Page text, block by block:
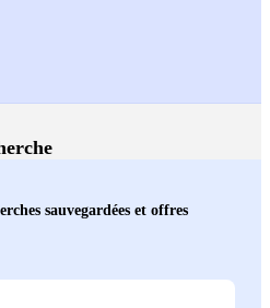
sauvegardées et offres